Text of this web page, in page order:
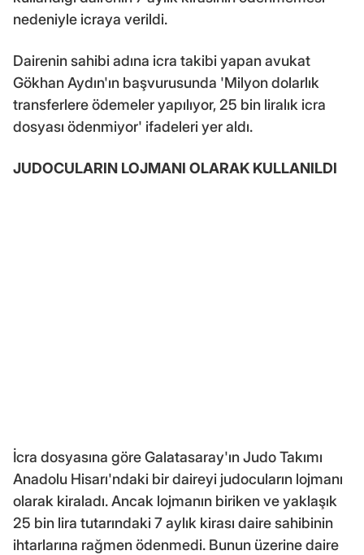
nedeniyle icraya verildi.
Dairenin sahibi adına icra takibi yapan avukat
Gökhan Aydın'ın başvurusunda 'Milyon dolarlık
transferlere ödemeler yapılıyor, 25 bin liralık icra
dosyası ödenmiyor' ifadeleri yer aldı.
JUDOCULARIN LOJMANI OLARAK KULLANILDI
İcra dosyasına göre Galatasaray'ın Judo Takımı
Anadolu Hisarı'ndaki bir daireyi judocuların lojmanı
olarak kiraladı. Ancak lojmanın biriken ve yaklaşık
25 bin lira tutarındaki 7 aylık kirası daire sahibinin
ihtarlarına rağmen ödenmedi. Bunun üzerine daire